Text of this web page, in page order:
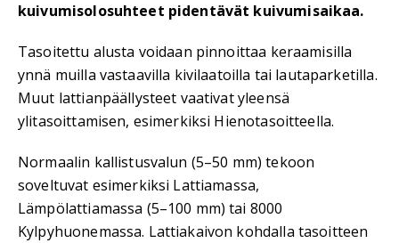
kuivumisolosuhteet pidentävät kuivumisaikaa.
Tasoitettu alusta voidaan pinnoittaa keraamisilla
ynnä muilla vastaavilla kivilaatoilla tai lautaparketilla.
Muut lattianpäällysteet vaativat yleensä
ylitasoittamisen, esimerkiksi Hienotasoitteella.
Normaalin kallistusvalun (5–50 mm) tekoon
soveltuvat esimerkiksi Lattiamassa,
Lämpölattiamassa (5–100 mm) tai 8000
Kylpyhuonemassa. Lattiakaivon kohdalla tasoitteen